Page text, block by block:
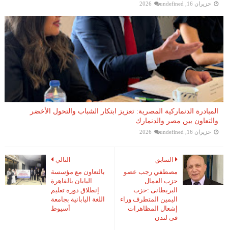
حزيران 16, 2026 undefined
المبادرة الدنماركية المصرية: تعزيز ابتكار الشباب والتحول الأخضر
والتعاون بين مصر والدنمارك
حزيران 16, 2026 undefined
التالي
بالتعاون مع مؤسسة
اليابان بالقاهرة
إنطلاق دورة تعليم
اللغة اليابانية بجامعة
أسيوط
السابق
مصطفي رجب عضو
حزب العمال
البريطانى :حزب
اليمين المتطرف وراء
إشعال المظاهرات
فى لندن